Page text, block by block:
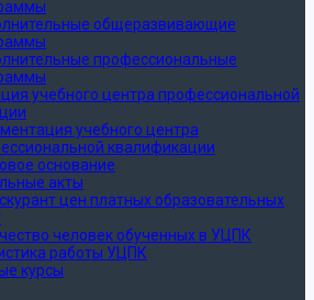
общеразвивающие
профессиональные
учебного центра профессиональной
учебного центра
квалификации
основание
акты
цен платных образовательных
человек обученных в УЦПК
работы УЦПК
курсы